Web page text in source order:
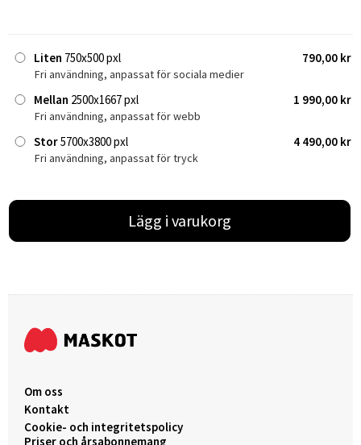
Liten 750x500 pxl 790,00 kr
Fri användning, anpassat för sociala medier
Mellan 2500x1667 pxl 1 990,00 kr
Fri användning, anpassat för webb
Stor5700x3800 pxl 4 490,00 kr
Fri användning, anpassat för tryck
Lägg i varukorg
Om oss
Kontakt
Cookie- och integritetspolicy
Priser och årsabonnemang